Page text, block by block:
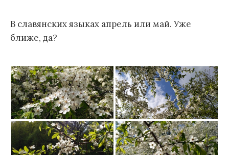
у
В славянских языках апрель или май. Уже
ближе, да?